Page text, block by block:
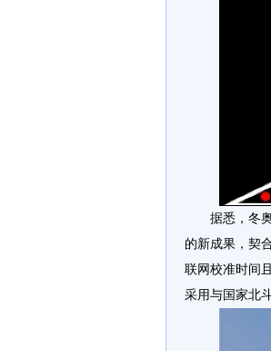
据悉，冬
的新成果，契
联网校准时间
采用与国家北